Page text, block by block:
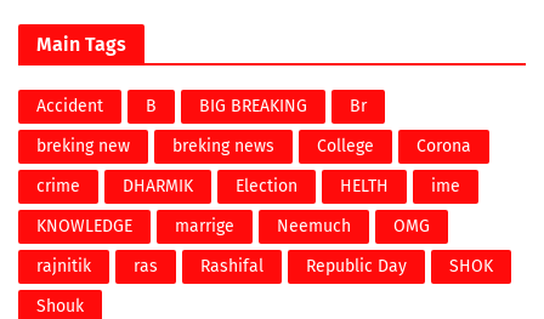
Main Tags
Accident B BIG BREAKING
Br
breking new
breking news College
Corona
crime
DHARMIK Election HELTH
ime
KNOWLEDGE
marrige Neemuch
OMG
rajnitik
ras Rashifal Republic Day
SHOK
Shouk